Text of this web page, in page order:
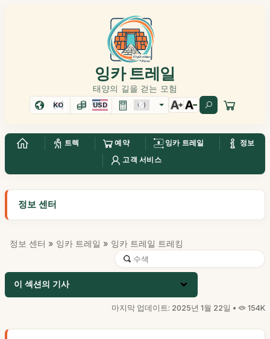
잉카 트레일
태양의 길을 걷는 모험
KO USD
트렉 예약 잉카 트레일
정보
고객 서비스
정보 센터
정보 센터 » 잉카 트레일 » 잉카 트레일 트레킹
이 섹션의 기사
마지막 업데이트: 2025년 1월 22일 • 154K